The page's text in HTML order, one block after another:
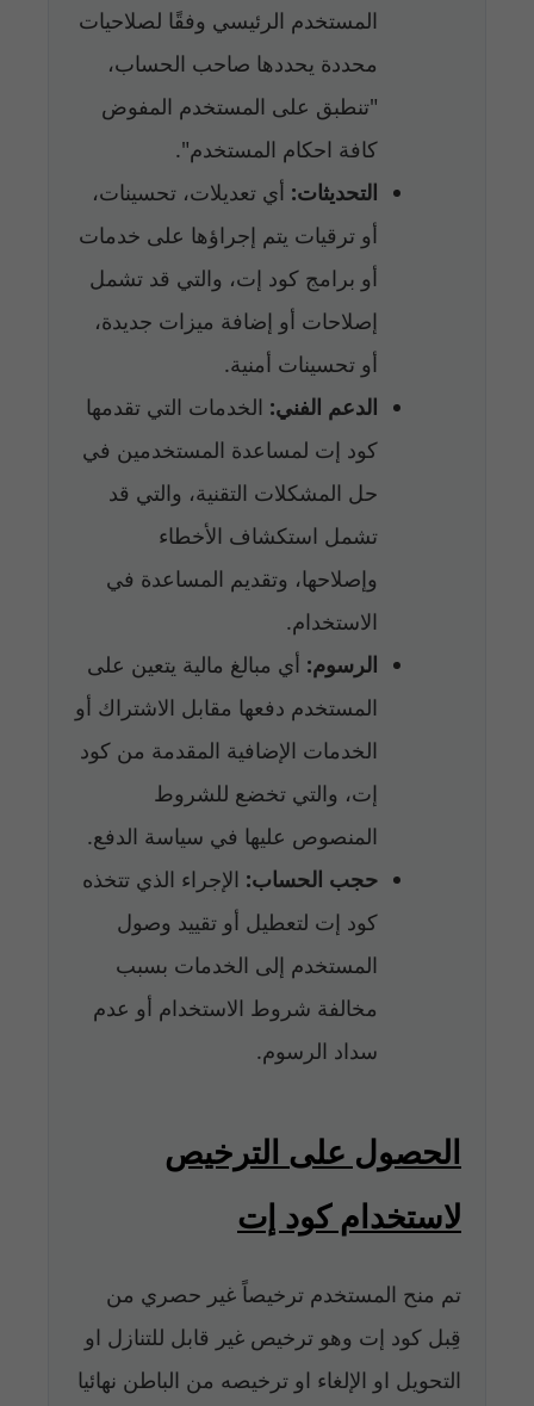
المستخدم الرئيسي وفقًا لصلاحيات
محددة يحددها صاحب الحساب،
"تنطبق على المستخدم المفوض
كافة احكام المستخدم".
التحديثات: أي تعديلات، تحسينات،
أو ترقيات يتم إجراؤها على خدمات
أو برامج كود إت، والتي قد تشمل
إصلاحات أو إضافة ميزات جديدة،
أو تحسينات أمنية.
الدعم الفني: الخدمات التي تقدمها
كود إت لمساعدة المستخدمين في
حل المشكلات التقنية، والتي قد
تشمل استكشاف الأخطاء
وإصلاحها، وتقديم المساعدة في
الاستخدام.
الرسوم: أي مبالغ مالية يتعين على
المستخدم دفعها مقابل الاشتراك أو
الخدمات الإضافية المقدمة من كود
إت، والتي تخضع للشروط
المنصوص عليها في سياسة الدفع.
حجب الحساب: الإجراء الذي تتخذه
كود إت لتعطيل أو تقييد وصول
المستخدم إلى الخدمات بسبب
مخالفة شروط الاستخدام أو عدم
سداد الرسوم.
الحصول على الترخيص
لاستخدام كود إت
تم منح المستخدم ترخيصاً غير حصري من
قِبل كود إت وهو ترخيص غير قابل للتنازل او
التحويل او الإلغاء او ترخيصه من الباطن نهائيا